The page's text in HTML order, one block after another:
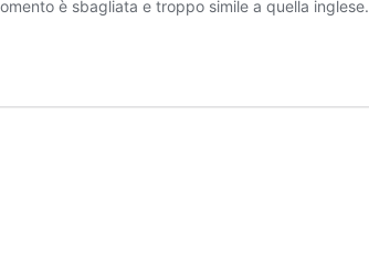
è sbagliata e troppo simile a quella inglese.